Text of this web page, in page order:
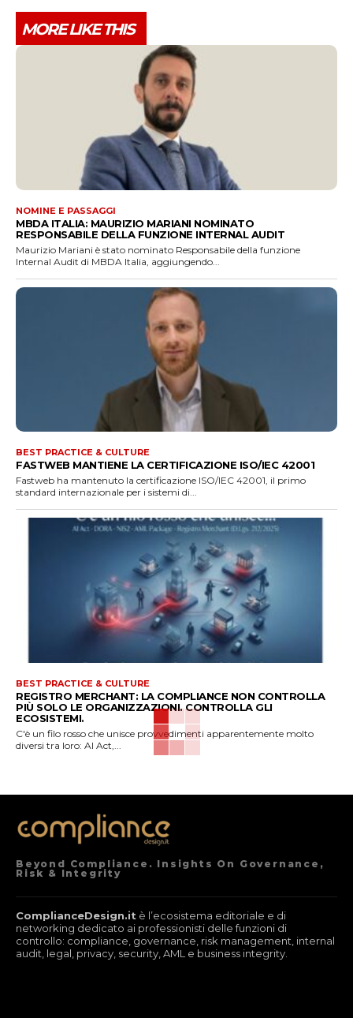
MORE LIKE THIS
NOMINE E PASSAGGI
MBDA ITALIA: MAURIZIO MARIANI NOMINATO
RESPONSABILE DELLA FUNZIONE INTERNAL AUDIT
Maurizio Mariani è stato nominato Responsabile della funzione
Internal Audit di MBDA Italia, aggiungendo...
BEST PRACTICE & CULTURE
FASTWEB MANTIENE LA CERTIFICAZIONE ISO/IEC 42001
Fastweb ha mantenuto la certificazione ISO/IEC 42001, il primo
standard internazionale per i sistemi di...
BEST PRACTICE & CULTURE
REGISTRO MERCHANT: LA COMPLIANCE NON CONTROLLA
PIÙ SOLO LE ORGANIZZAZIONI. CONTROLLA GLI
ECOSISTEMI.
C'è un filo rosso che unisce provvedimenti apparentemente molto
diversi tra loro: AI Act,...
Beyond Compliance. Insights On Governance,
Risk & Integrity
ComplianceDesign.it è l’ecosistema editoriale e di
networking dedicato ai professionisti delle funzioni di
controllo: compliance, governance, risk management, internal
audit, legal, privacy, security, AML e business integrity.